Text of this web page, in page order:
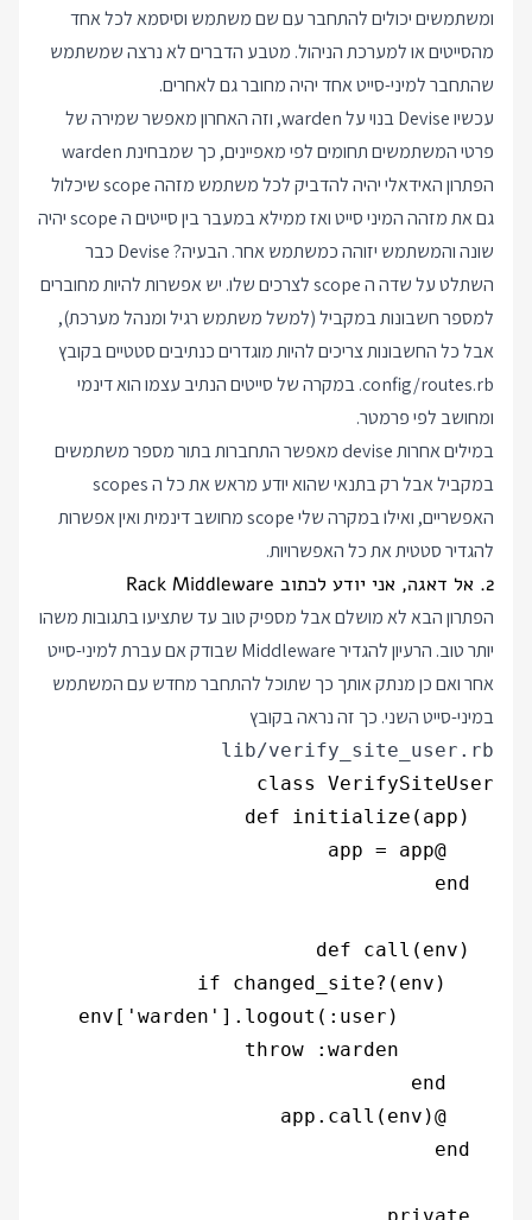
ומשתמשים יכולים להתחבר עם שם משתמש וסיסמא לכל אחד
מהסייטים או למערכת הניהול. מטבע הדברים לא נרצה שמשתמש
שהתחבר למיני-סייט אחד יהיה מחובר גם לאחרים.
עכשיו Devise בנוי על warden, וזה האחרון מאפשר שמירה של
פרטי המשתמשים תחומים לפי מאפיינים, כך שמבחינת warden
הפתרון האידאלי יהיה להדביק לכל משתמש מזהה scope שיכלול
גם את מזהה המיני סייט ואז ממילא במעבר בין סייטים ה scope יהיה
שונה והמשתמש יזוהה כמשתמש אחר. הבעיה? Devise כבר
השתלט על שדה ה scope לצרכים שלו. יש אפשרות להיות מחוברים
למספר חשבונות במקביל (למשל משתמש רגיל ומנהל מערכת),
אבל כל החשבונות צריכים להיות מוגדרים כנתיבים סטטיים בקובץ
config/routes.rb. במקרה של סייטים הנתיב עצמו הוא דינמי
ומחושב לפי פרמטר.
במילים אחרות devise מאפשר התחברות בתור מספר משתמשים
במקביל אבל רק בתנאי שהוא יודע מראש את כל ה scopes
האפשריים, ואילו במקרה שלי scope מחושב דינמית ואין אפשרות
להגדיר סטטית את כל האפשרויות.
2. אל דאגה, אני יודע לכתוב Rack Middleware
הפתרון הבא לא מושלם אבל מספיק טוב עד שתציעו בתגובות משהו
יותר טוב. הרעיון להגדיר Middleware שבודק אם עברת למיני-סייט
אחר ואם כן מנתק אותך כך שתוכל להתחבר מחדש עם המשתמש
במיני-סייט השני. כך זה נראה בקובץ
lib/verify_site_user.rb